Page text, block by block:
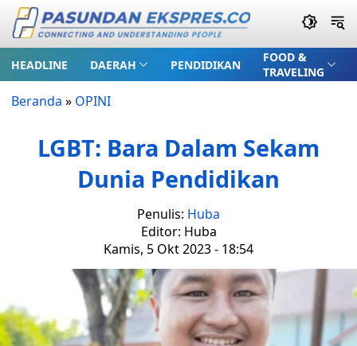
HEADLINE DAERAH PENDIDIKAN
FOOD &
TRAVELING
Beranda » OPINI
LGBT: Bara Dalam Sekam
Dunia Pendidikan
Penulis: Huba
Editor: Huba
Kamis, 5 Okt 2023 - 18:54